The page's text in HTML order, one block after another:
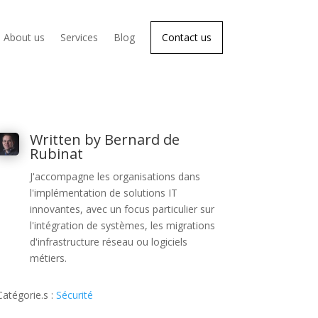
About us Services Blog Contact us
Written by Bernard de
Rubinat
J'accompagne les organisations dans
l'implémentation de solutions IT
innovantes, avec un focus particulier sur
l'intégration de systèmes, les migrations
d'infrastructure réseau ou logiciels
métiers.
: Sécurité